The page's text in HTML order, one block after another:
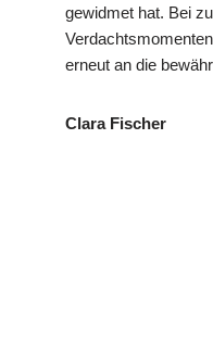
gewidmet hat. Bei
erneut an die
Clara Fischer